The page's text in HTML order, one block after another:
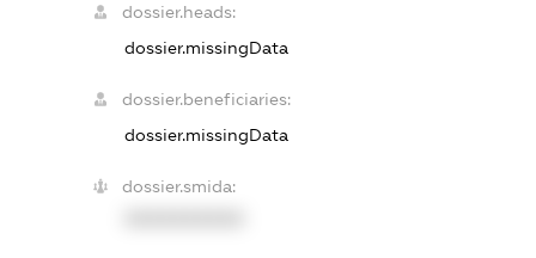
dossier.heads:
dossier.missingData
dossier.beneficiaries:
dossier.missingData
dossier.smida: